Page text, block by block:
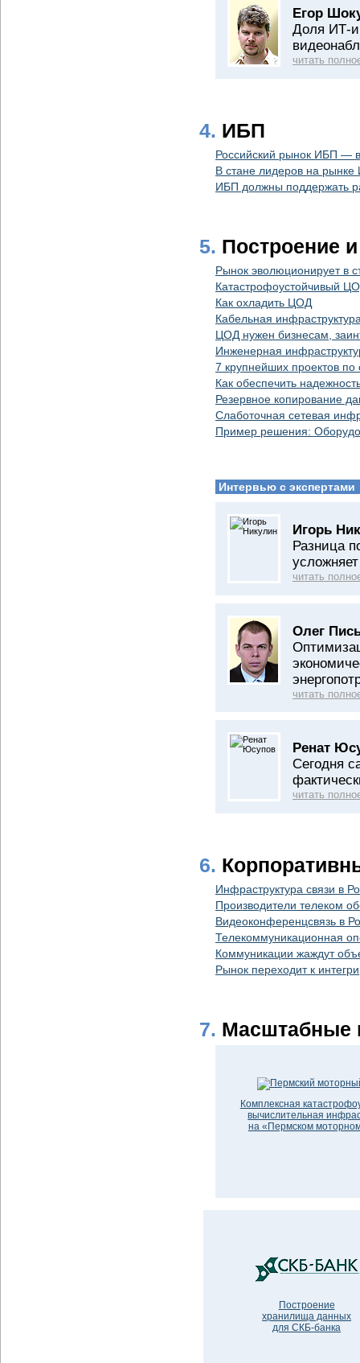
Егор
Доля ИТ-
читать
4. ИБП
Российский рынок ИБП —
В стане лидеров на
ИБП должны поддержать
5. Построение
Рынок эволюционирует в
Катастрофоустойчивый
Как охладить ЦОД
Кабельная
ЦОД нужен бизнесам,
Инженерная
7 крупнейших проектов
Как обеспечить
Резервное копирование
Слаботочная сетевая
Пример решения:
Интервью с экспертами
Игорь
Разница
читать
Олег
читать
Ренат
Сегодня
читать
6.
Инфраструктура связи в
Производители телеком
Видеоконференцсвязь в
Телекоммуникационная
Коммуникации жаждут
Рынок переходит к
7. Масштабные
Комплексная
вычислительная
на «Пермском
Построение
хранилища данных
для СКБ-банка